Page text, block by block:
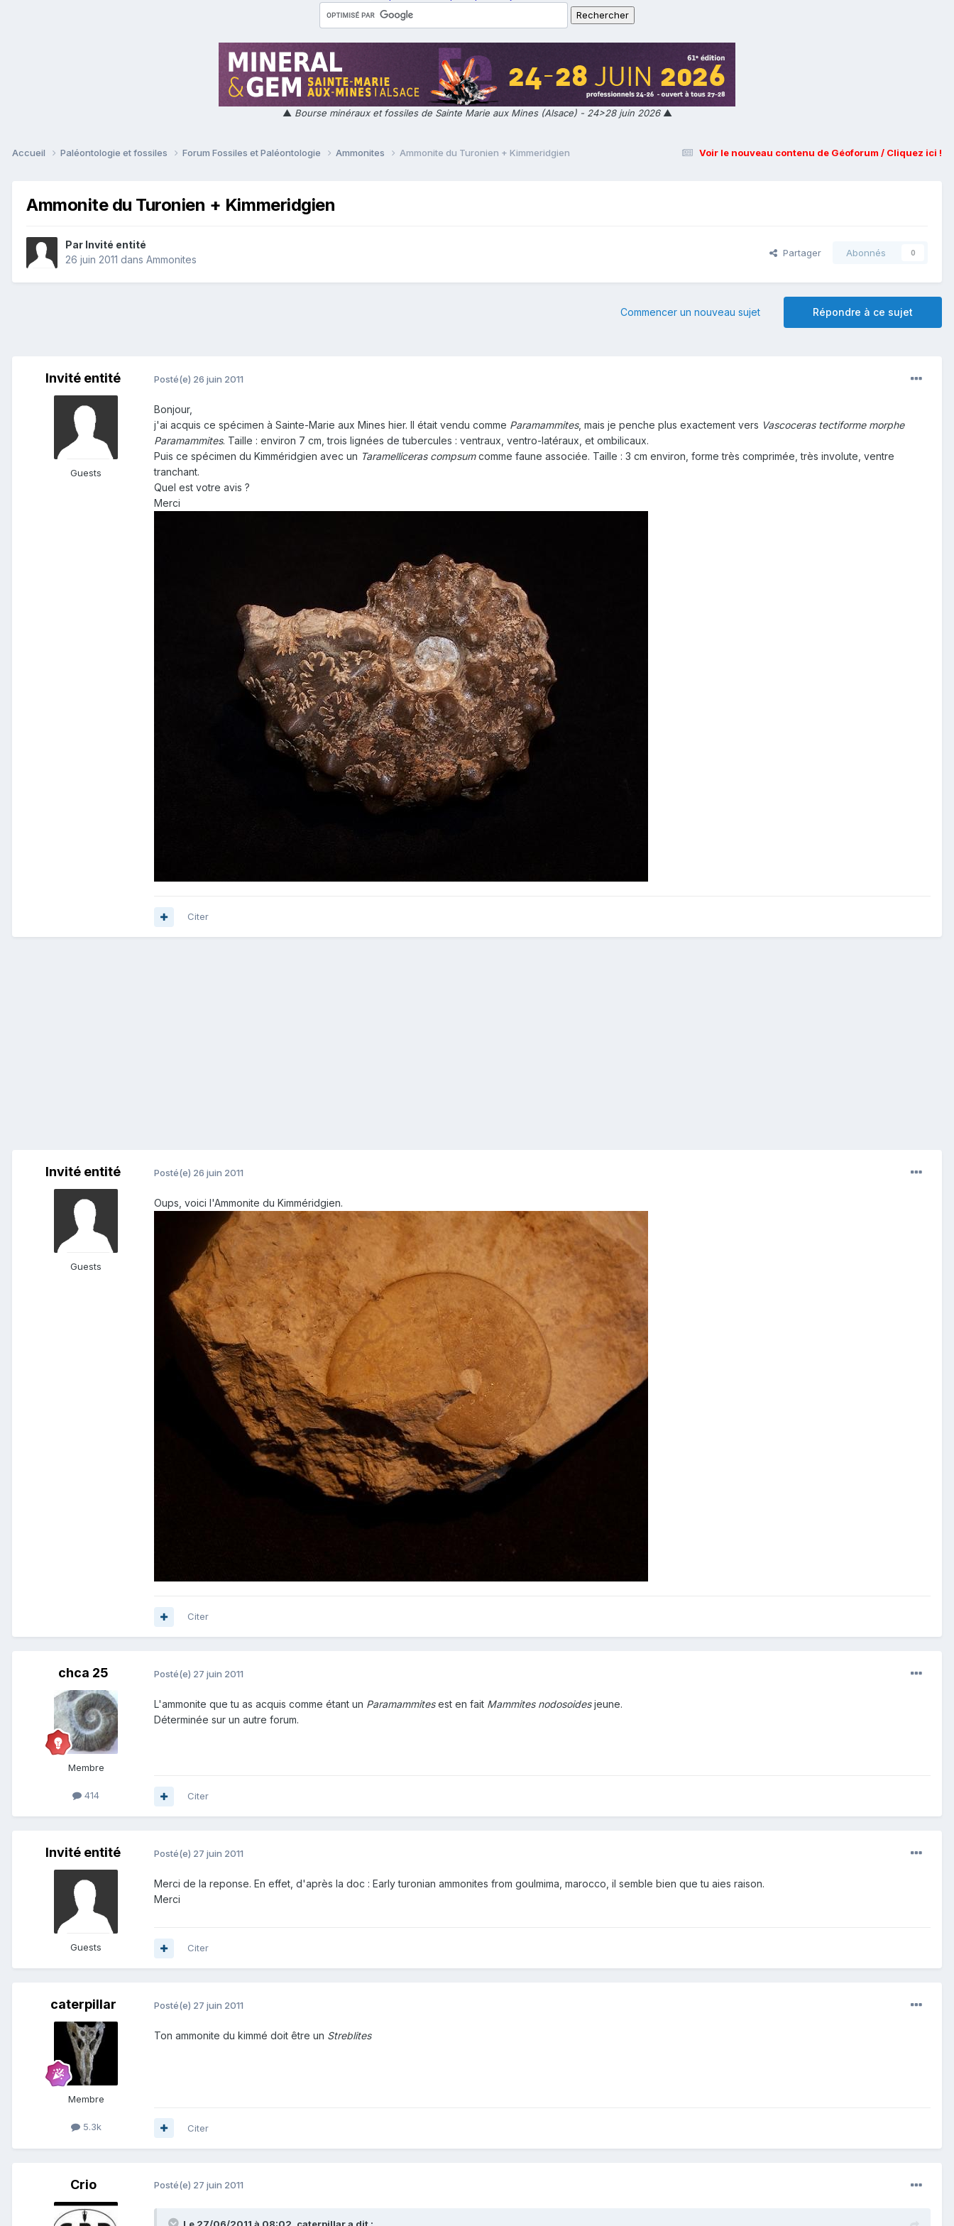
▲ Bourse minéraux et fossiles de Sainte Marie aux Mines (Alsace) - 24>28 juin 2026▲
Voir le nouveau contenu de Géoforum / Cliquez ici !
Accueil Paléontologie et fossiles Forum Fossiles et Paléontologie Ammonites Ammonite du Turonien + Kimmeridgien
Ammonite du Turonien + Kimmeridgien
Par Invité entité
26 juin 2011 dans Ammonites
Partager Abonnés 0
Répondre à ce sujet
Commencer un nouveau sujet
Invité entité
Guests
Posté(e) 26 juin 2011
Bonjour,
j'ai acquis ce spécimen à Sainte-Marie aux Mines hier. Il était vendu comme Paramammites, mais je penche plus exactement vers Vascoceras tectiforme morphe
Paramammites. Taille : environ 7 cm, trois lignées de tubercules : ventraux, ventro-latéraux, et ombilicaux.
Puis ce spécimen du Kimméridgien avec un Taramelliceras compsumcomme faune associée. Taille : 3 cm environ, forme très comprimée, très involute, ventre
tranchant.
Quel est votre avis ?
Merci
Citer
Invité entité
Guests
Posté(e) 26 juin 2011
Oups, voici l'Ammonite du Kimméridgien.
Citer
chca 25
Membre
414
Posté(e) 27 juin 2011
L'ammonite que tu as acquis comme étant un Paramammitesest en fait Mammites nodosoidesjeune.
Déterminée sur un autre forum.
Citer
Invité entité
Guests
Posté(e) 27 juin 2011
Merci de la reponse. En effet, d'après la doc : Early turonian ammonites from goulmima, marocco, il semble bien que tu aies raison.
Merci
Citer
caterpillar
Membre
5.3k
Posté(e) 27 juin 2011
Ton ammonite du kimmé doit être un Streblites
Citer
Crio Posté(e) 27 juin 2011
Le 27/06/2011 à 08:02, caterpillar a dit :